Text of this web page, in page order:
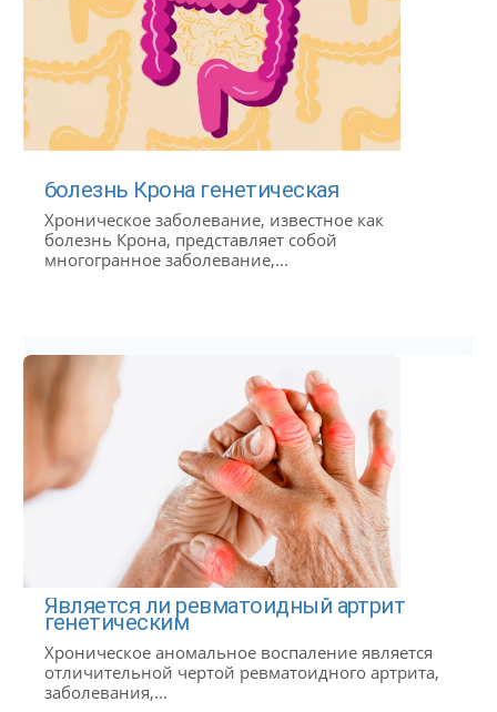
болезнь Крона генетическая
Хроническое заболевание, известное как
болезнь Крона, представляет собой
многогранное заболевание,...
Является ли ревматоидный артрит
генетическим
Хроническое аномальное воспаление является
отличительной чертой ревматоидного артрита,
заболевания,...